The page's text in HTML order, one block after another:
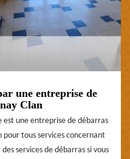
une entreprise de
Clan
est une entreprise de débarras
pour tous services concernant
services de débarras si vous